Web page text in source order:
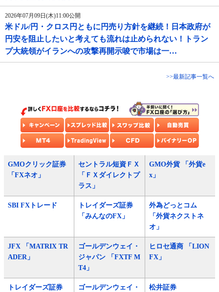
2026年07月09日(木)11:00公開
米ドル/円・クロス円ともに円売り方針を継続！日本政府が
円安を阻止したいと考えても流れは止められない！トラン
プ大統領がイランへの攻撃再開示唆で市場は一…
>>最新記事一覧へ
GMOクリック証券
「FXネオ」
セントラル短資ＦＸ
「ＦＸダイレクトプ
ラス」
GMO外貨 「外貨e
x」
SBI FXトレード
トレイダーズ証券
「みんなのFX」
外為どっとコム
「外貨ネクストネ
オ」
JFX 「MATRIX TR
ADER」
ゴールデンウェイ・
ジャパン 「FXTF M
T4」
ヒロセ通商 「LION
FX」
トレイダーズ証券
ゴールデンウェイ・
松井証券